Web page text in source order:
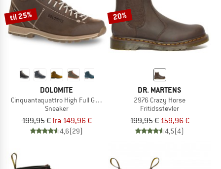
til 25%
DOLOMITE
Cinquantaquattro High Full Grain Leather Evo GTX
Sneaker
199,95 €fra 149,96 €
4,6(29)
20%
DR. MARTENS
2976 Crazy Horse
Fritidsstøvler
199,95 € 159,96 €
4,5(4)